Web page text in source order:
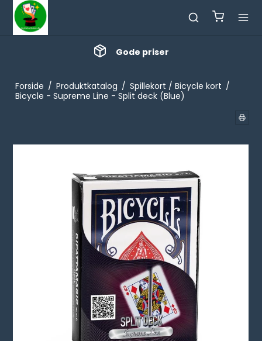
Gode priser
Forside / Produktkatalog / Spillekort / Bicycle kort /
Bicycle - Supreme Line - Split deck (Blue)